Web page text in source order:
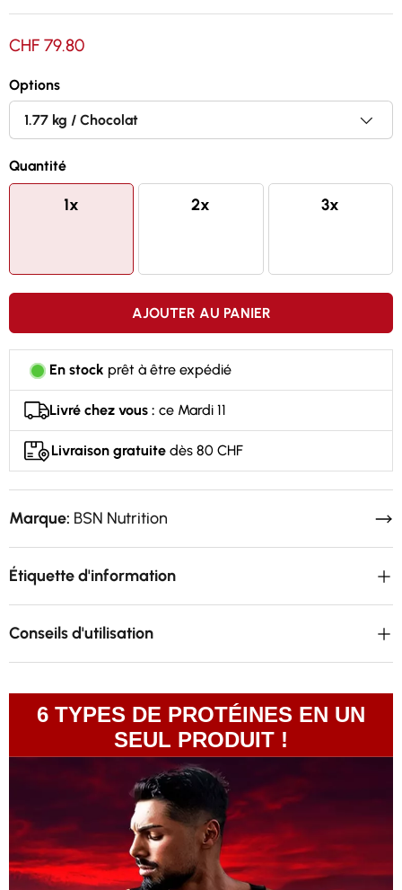
6 types de protéines en un seul produit !
Stimule l'augmentation de la masse musculaire de
manière durable
Protéines à libération progressive avec une action
plus longue
La protéine la plus savoureuse de BSN Nutrition
CHF 79.80
Options
Quantité
1x 2x 3x
AJOUTER AU PANIER
En stock prêt à être expédié
Livré chez vous : ce Mardi 11
Livraison gratuite dès 80 CHF
Marque: BSN Nutrition
Étiquette d'information
Conseils d'utilisation
6 TYPES DE PROTÉINES EN UN
SEUL PRODUIT !